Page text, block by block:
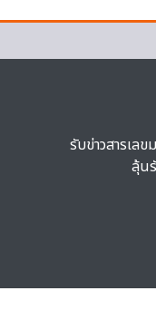
รับข่าวสารเล
ลุ้น